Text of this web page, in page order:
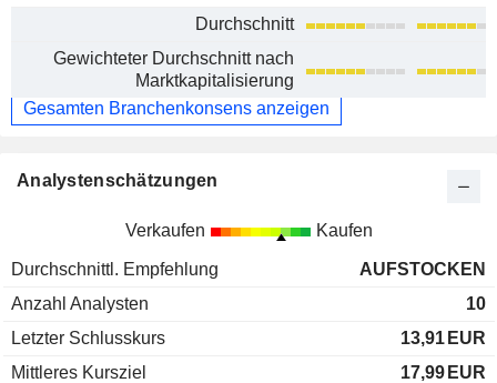
Durchschnitt
Gewichteter Durchschnitt nach
Marktkapitalisierung
Gesamten Branchenkonsens anzeigen
Analystenschätzungen
Verkaufen Kaufen
Durchschnittl. Empfehlung
AUFSTOCKEN
Anzahl Analysten
10
Letzter Schlusskurs
13,91 EUR
Mittleres Kursziel
17,99 EUR